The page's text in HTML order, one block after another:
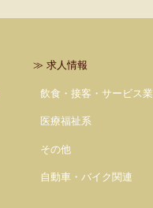
≫求人情報
飲食・接客・サービス業
医療福祉系
その他
自動車・バイク関連